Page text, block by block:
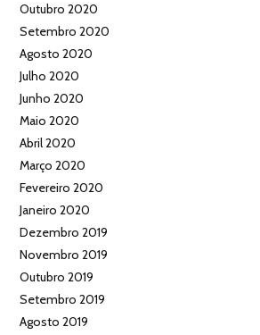
Outubro 2020
Setembro 2020
Agosto 2020
Julho 2020
Junho 2020
Maio 2020
Abril 2020
Março 2020
Fevereiro 2020
Janeiro 2020
Dezembro 2019
Novembro 2019
Outubro 2019
Setembro 2019
Agosto 2019